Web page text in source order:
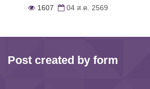
1607 04 ส.ค. 2569
Post created by form